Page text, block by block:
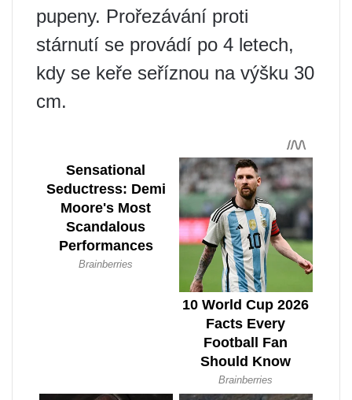
pupeny. Prořezávání proti
stárnutí se provádí po 4 letech,
kdy se keře seříznou na výšku 30
cm.